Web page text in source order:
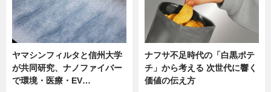
ヤマシンフィルタと信州大学
が共同研究、ナノファイバー
で環境・医療・EV…
ナフサ不足時代の「白黒ポテ
チ」から考える 次世代に響く
価値の伝え方